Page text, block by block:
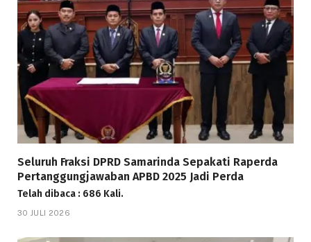
Seluruh Fraksi DPRD Samarinda Sepakati Raperda
Pertanggungjawaban APBD 2025 Jadi Perda
Telah dibaca : 686 Kali.
30 JULI 2026